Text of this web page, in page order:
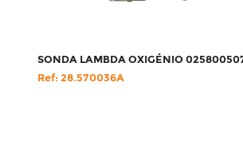
SONDA LAMBDA OXIGÉNIO
Ref: 28.570036A